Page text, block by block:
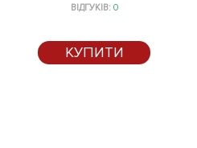
ВІДГУКІВ: 0
КУПИТИ